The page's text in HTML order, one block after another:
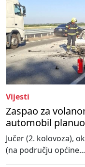
Vijesti
Zaspao za
automobil
Jučer (2. kolovoza),
(na području općine...